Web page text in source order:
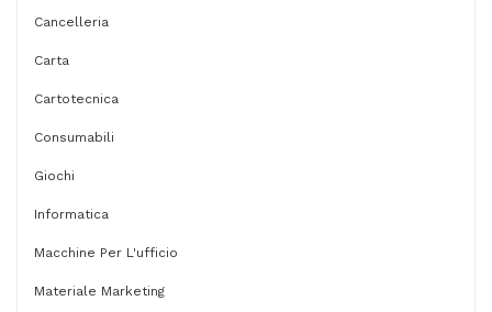
Cancelleria
Carta
Cartotecnica
Consumabili
Giochi
Informatica
Macchine Per L'ufficio
Materiale Marketing